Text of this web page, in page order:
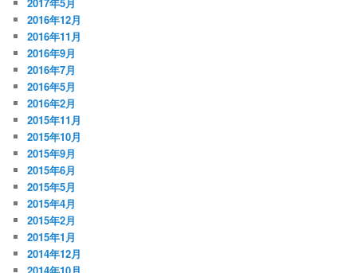
2016年12月
2016年11月
2016年9月
2016年7月
2016年5月
2016年2月
2015年11月
2015年10月
2015年9月
2015年6月
2015年5月
2015年4月
2015年2月
2015年1月
2014年12月